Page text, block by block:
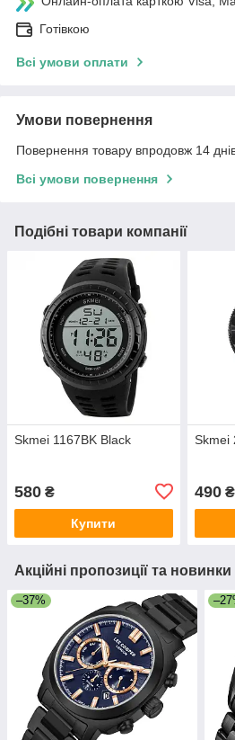
Готівкою
Всі умови оплати
Умови повернення
Повернення товару впродовж 14
Всі умови повернення
Подібні товари компанії
Skmei 1167BK Black
580 ₴
Купити
Skmei
490₴
Акційні пропозиції та новинки
–37%